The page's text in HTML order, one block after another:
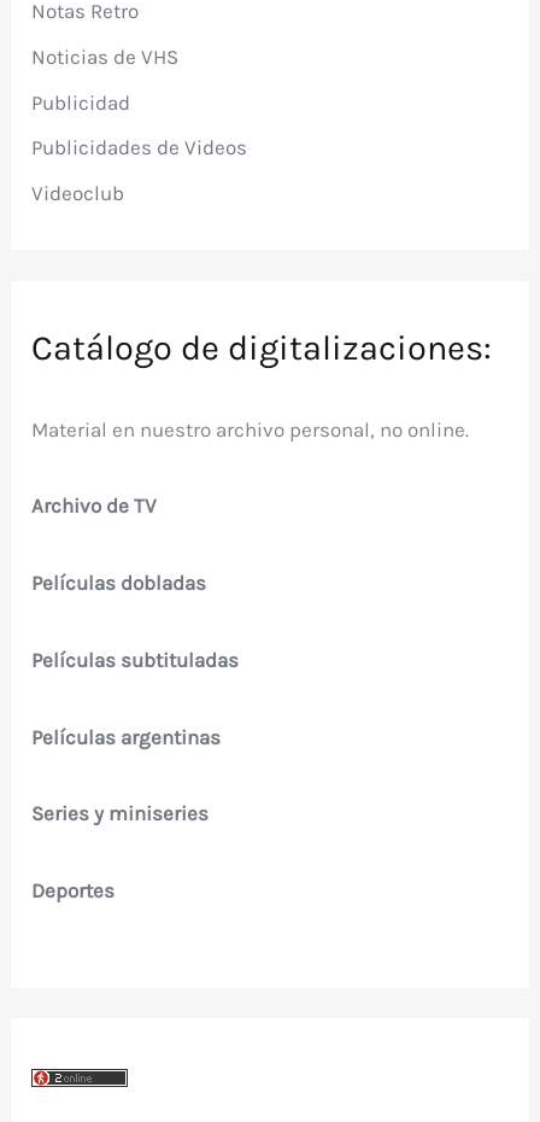
Notas Retro
Noticias de VHS
Publicidad
Publicidades de Videos
Videoclub
Catálogo de digitalizaciones:
Material en nuestro archivo personal, no online.
Archivo de TV
Películas dobladas
Películas subtituladas
Películas argentinas
Series y miniseries
Deportes